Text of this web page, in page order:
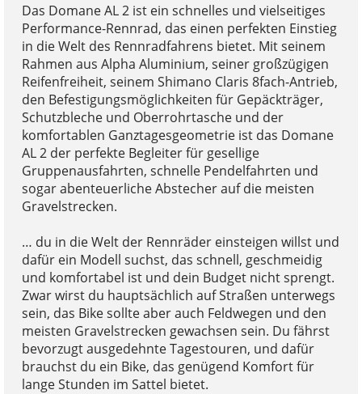
Das Domane AL 2 ist ein schnelles und vielseitiges
Performance-Rennrad, das einen perfekten Einstieg
in die Welt des Rennradfahrens bietet. Mit seinem
Rahmen aus Alpha Aluminium, seiner großzügigen
Reifenfreiheit, seinem Shimano Claris 8fach-Antrieb,
den Befestigungsmöglichkeiten für Gepäckträger,
Schutzbleche und Oberrohrtasche und der
komfortablen Ganztagesgeometrie ist das Domane
AL 2 der perfekte Begleiter für gesellige
Gruppenausfahrten, schnelle Pendelfahrten und
sogar abenteuerliche Abstecher auf die meisten
Gravelstrecken.
… du in die Welt der Rennräder einsteigen willst und
dafür ein Modell suchst, das schnell, geschmeidig
und komfortabel ist und dein Budget nicht sprengt.
Zwar wirst du hauptsächlich auf Straßen unterwegs
sein, das Bike sollte aber auch Feldwegen und den
meisten Gravelstrecken gewachsen sein. Du fährst
bevorzugt ausgedehnte Tagestouren, und dafür
brauchst du ein Bike, das genügend Komfort für
lange Stunden im Sattel bietet.